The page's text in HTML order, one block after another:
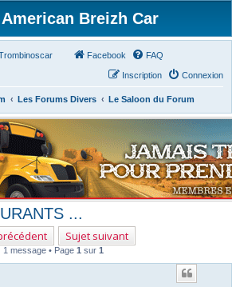
Breizh Car
Facebook FAQ
Connexion
Inscription
Les Forums Divers Le Saloon du Forum
...
Sujet suivant
1 message • Page 1 sur 1